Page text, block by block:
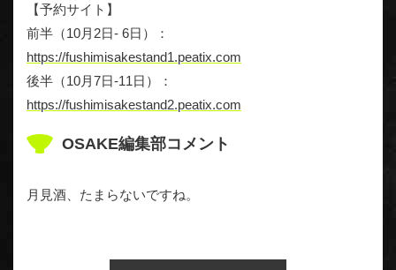
【予約サイト】
前半（10月2日- 6日）：
https://fushimisakestand1.peatix.com
後半（10月7日-11日）：
https://fushimisakestand2.peatix.com
OSAKE編集部コメント
月見酒、たまらないですね。